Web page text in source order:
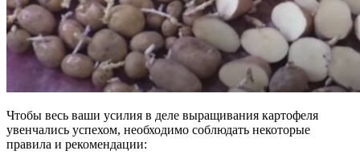
Чтобы весь ваши усилия в деле выращивания картофеля
увенчались успехом, необходимо соблюдать некоторые
правила и рекомендации: